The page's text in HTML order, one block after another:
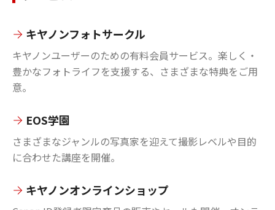
キヤノンフォトサークル
キヤノンユーザーのための有料会員サービス。楽しく・
豊かなフォトライフを支援する、さまざまな特典をご用
意。
EOS学園
さまざまなジャンルの写真家を迎えて撮影レベルや目的
に合わせた講座を開催。
キヤノンオンラインショップ